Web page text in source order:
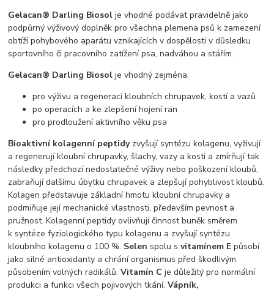
Gelacan® Darling Biosolje vhodné podávat pravidelně jako
podpůrný výživový doplněk pro všechna plemena psů k zamezení
obtíží pohybového aparátu vznikajících v dospělosti v důsledku
sportovního či pracovního zatížení psa, nadváhou a stářím.
Gelacan® Darling Biosolje vhodný zejména:
pro výživu a regeneraci kloubních chrupavek, kostí a vazů
po operacích a ke zlepšení hojení ran
pro prodloužení aktivního věku psa
Bioaktivní kolagenní peptidy zvyšují syntézu kolagenu, vyživují
a regenerují kloubní chrupavky, šlachy, vazy a kosti a zmírňují tak
následky předchozí nedostatečné výživy nebo poškození kloubů,
zabraňují dalšímu úbytku chrupavek a zlepšují pohyblivost kloubů.
Kolagen představuje základní hmotu kloubní chrupavky a
podmiňuje její mechanické vlastnosti, především pevnost a
pružnost. Kolagenní peptidy ovlivňují činnost buněk směrem
k syntéze fyziologického typu kolagenu a zvyšují syntézu
kloubního kolagenu o 100 %. Selen spolu svitamínem Epůsobí
jako silné antioxidanty a chrání organismus před škodlivým
působením volných radikálů.Vitamín Cje důležitý pro normální
produkci a funkci všech pojivových tkání.Vápník,